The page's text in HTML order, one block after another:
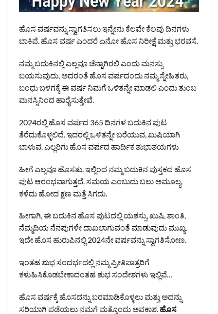
ಹೊಸ ವರ್ಷವನ್ನು ಸ್ವಾಗತಿಸಲು ಇನ್ನೇನು ಕೆಲವೇ ಕೆಲವು ದಿನಗಳು
ಬಾಕಿವೆ. ಹೊಸ ವರ್ಷ ಎಂದರೆ ಏನೋ ಹೊಸ ನಿರೀಕ್ಷೆ ಮತ್ತು ಭರವಸೆ.
ನಮ್ಮ ಬದುಕಿನಲ್ಲಿ ಎಲ್ಲವೂ ಚೆನ್ನಾಗಿರಲಿ ಎಂದು ಮನಸ್ಸು
ಬಯಸುವುದು, ಅದರಂತೆ ಹೊಸ ವರ್ಷದಂದು ನಮ್ಮ ಸ್ನೇಹಿತರು,
ಬಂಧು ಬಳಗಕ್ಕೆ ಈ ವರ್ಷ ನಿಮಗೆ ಒಳಿತನ್ನೇ ಮಾಡಲಿ ಎಂದು ತುಂಬ
ಮನಸ್ಸಿನಿಂದ ಹಾರೈಸುತ್ತೇವೆ.
2024ರಲ್ಲಿ ಹೊಸ ವರ್ಷದ 365 ದಿನಗಳ ಬದುಕಿನ ಪುಟ
ತೆರೆದುಕೊಳ್ಳಲಿದೆ. ಇದರಲ್ಲಿ ಒಳಿತನ್ನೇ ಬರೆಯುವ, ಖುಷಿಯಾಗಿ
ಬಾಳುವ. ಎಲ್ಲರಿಗು ಹೊಸ ವರ್ಷದ ಹಾರ್ದಿಕ ಶುಭಾಶಯಗಳು
ಹೀಗೆ ಎಲ್ಲವೂ ಹೊಸತು. ಇಲ್ಲಿಂದ ನಮ್ಮ ಬದುಕಿನ ಪುಸ್ತಕದ ಹೊಸ
ಪುಟ ಆರಂಭವಾಗುತ್ತದೆ. ಸಮಯ ಎಂಬುದು ಬಲು ಅಮೂಲ್ಯ.
ಕಳೆದು ಹೋದ ಕ್ಷಣ ಮತ್ತೆ ಸಿಗದು.
ಹೀಗಾಗಿ, ಈ ಬದುಕಿನ ಹೊಸ ಪುಟದಲ್ಲಿ ಯಶಸ್ಸು, ಖುಷಿ, ಶಾಂತಿ,
ನೆಮ್ಮದಿಯ ನೆನಪುಗಳೇ ದಾಖಲಾಗುವಂತೆ ಮಾಡುವುದು ಮುಖ್ಯ.
ಇದೇ ಹೊಸ ಹುರುಪಿನಲ್ಲಿ 2024ನೇ ವರ್ಷವನ್ನು ಸ್ವಾಗತಿಸೋಣ.
ಇಂತಹ ಶುಭ ಸಂದರ್ಭದಲ್ಲಿ ನಮ್ಮ ಪ್ರೀತಿಪಾತ್ರರಿಗೆ
ಕಳುಹಿಸಿಕೊಡಬೇಕಾದಂತಹ ಶುಭ ಸಂದೇಶಗಳು ಇಲ್ಲಿವೆ…
ಹೊಸ ವರ್ಷಕ್ಕೆ ಹೊಸದನ್ನು ಬರಮಾಡಿಕೊಳ್ಳಲು ಮತ್ತು ಅದನ್ನು
ಸರಿಯಾಗಿ ಪಡೆಯಲು ನಮಗೆ ಮತ್ತೊಂದು ಅವಕಾಶ.ಹೊಸ